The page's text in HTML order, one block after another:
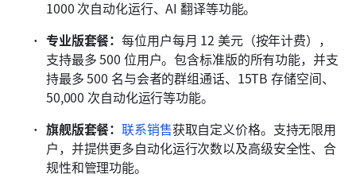
1000 次自动化运行、AI 翻译等功能。
专业版套餐：每位用户每月 12 美元（按年计费），
支持最多 500 位用户。包含标准版的所有功能，并支
持最多 500 名与会者的群组通话、15TB 存储空间、
50,000 次自动化运行等功能。
旗舰版套餐：联系销售获取自定义价格。支持无限用
户，并提供更多自动化运行次数以及高级安全性、合
规性和管理功能。